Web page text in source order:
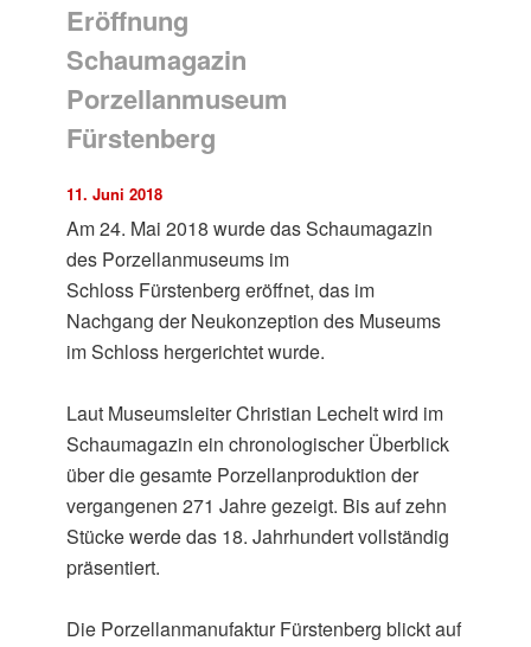
Eröffnung
Schaumagazin
Porzellanmuseum
Fürstenberg
11. Juni 2018
Am 24. Mai 2018 wurde das Schaumagazin
des Porzellanmuseums im
Schloss Fürstenberg eröffnet, das im
Nachgang der Neukonzeption des Museums
im Schloss hergerichtet wurde.
Laut Museumsleiter Christian Lechelt wird im
Schaumagazin ein chronologischer Überblick
über die gesamte Porzellanproduktion der
vergangenen 271 Jahre gezeigt. Bis auf zehn
Stücke werde das 18. Jahrhundert vollständig
präsentiert.
Die Porzellanmanufaktur Fürstenberg blickt auf